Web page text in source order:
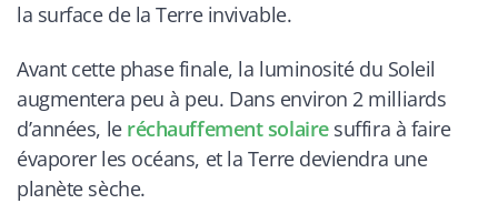
la surface de la Terre invivable.
Avant cette phase finale, la luminosité du Soleil
augmentera peu à peu. Dans environ 2 milliards
d’années, le réchauffement solairesuffira à faire
évaporer les océans, et la Terre deviendra une
planète sèche.